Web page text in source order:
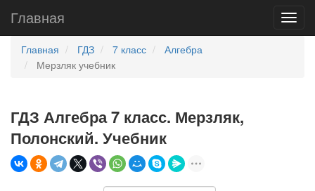
Главная
Главная ГДЗ 7 класс
Алгебра
Мерзляк учебник
ГДЗ Алгебра 7 класс. Мерзляк,
Полонский. Учебник